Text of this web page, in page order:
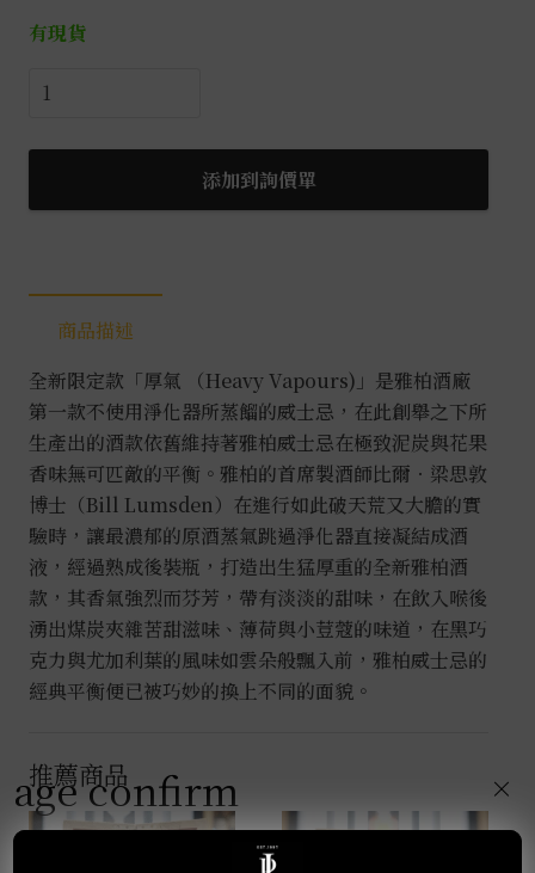
有現貨
雅
厚
0.7L
添加到詢價單
商品描述
全新限定款「厚氣 （Heavy Vapours)」是雅柏酒廠
第一款不使用淨化器所蒸餾的威士忌，在此創舉之下所
生產出的酒款依舊維持著雅柏威士忌在極致泥炭與花果
香味無可匹敵的平衡。雅柏的首席製酒師比爾．梁思敦
博士（Bill Lumsden）在進行如此破天荒又大膽的實
驗時，讓最濃郁的原酒蒸氣跳過淨化器直接凝結成酒
液，經過熟成後裝瓶，打造出生猛厚重的全新雅柏酒
款，其香氣強烈而芬芳，帶有淡淡的甜味，在飲入喉後
湧出煤炭夾雜苦甜滋味、薄荷與小荳蔻的味道，在黑巧
克力與尤加利葉的風味如雲朵般飄入前，雅柏威士忌的
經典平衡便已被巧妙的換上不同的面貌。
推薦商品
age confirm ×